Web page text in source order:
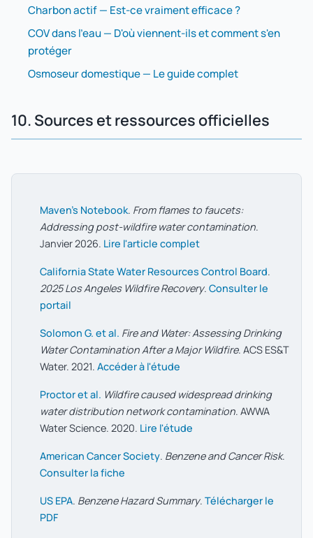
Charbon actif — Est-ce vraiment efficace ?
COV dans l'eau — D'où viennent-ils et comment s'en
protéger
Osmoseur domestique — Le guide complet
10. Sources et ressources officielles
Maven's Notebook. From flames to faucets:
Addressing post-wildfire water contamination.
Janvier 2026. Lire l'article complet
California State Water Resources Control Board.
2025 Los Angeles Wildfire Recovery. Consulter le
portail
Solomon G. et al. Fire and Water: Assessing Drinking
Water Contamination After a Major Wildfire. ACS ES&T
Water. 2021. Accéder à l'étude
Proctor et al. Wildfire caused widespread drinking
water distribution network contamination. AWWA
Water Science. 2020. Lire l'étude
American Cancer Society. Benzene and Cancer Risk.
Consulter la fiche
US EPA. Benzene Hazard Summary. Télécharger le
PDF